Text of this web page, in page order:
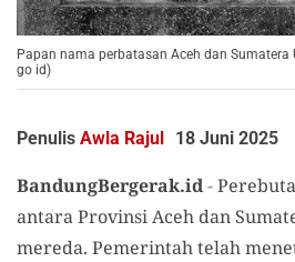
Papan nama perbatasan Aceh dan Sumatera
go id)
Penulis Awla Rajul 18 Juni 2025
BandungBergerak.id-
antara Provinsi Aceh dan
mereda. Pemerintah telah